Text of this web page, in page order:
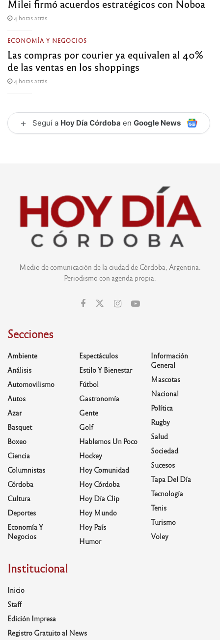
Milei firmó acuerdos estratégicos con Noboa
4 horas atrás
ECONOMÍA Y NEGOCIOS
Las compras por courier ya equivalen al 40%
de las ventas en los shoppings
4 horas atrás
+ Seguí a Hoy Día Córdoba en Google News
Medio de comunicación de la ciudad de Córdoba, Argentina.
Periodismo con agenda propia.
Secciones
Ambiente
Análisis
Automovilismo
Autos
Azar
Basquet
Boxeo
Ciencia
Columnistas
Córdoba
Cultura
Deportes
Economía Y
Negocios
Espectáculos
Estilo Y Bienestar
Fútbol
Gastronomía
Gente
Golf
Hablemos Un Poco
Hockey
Hoy Comunidad
Hoy Córdoba
Hoy Día Clip
Hoy Mundo
Hoy País
Humor
Información
General
Mascotas
Nacional
Política
Rugby
Salud
Sociedad
Sucesos
Tapa Del Día
Tecnología
Tenis
Turismo
Voley
Institucional
Inicio
Staff
Edición Impresa
Registro Gratuito al News